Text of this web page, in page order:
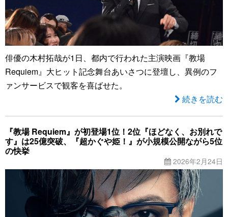
俳優の木村拓哉が1日、都内で行われた主演映画『教場
Requiem』大ヒット記念舞台あいさつに登壇し、異例のフ
ァンサービスで観客を喜ばせた。
続きを読む
『教場 Requiem』が初登場1位！2位『ほどなく、お別れで
す』は25億突破、『超かぐや姫！』が小規模公開ながら5位
の快挙
2026年2月24日